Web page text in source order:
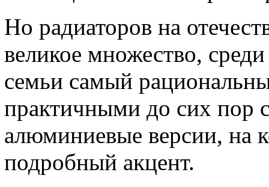
Но радиаторов на
великое множество,
семьи самый
практичными до сих пор
алюминиевые версии, на
подробный акцент.